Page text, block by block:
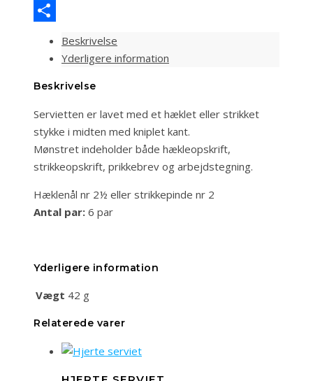
Pinterest
Beskrivelse
Yderligere information
Beskrivelse
Servietten er lavet med et hæklet eller strikket
stykke i midten med kniplet kant.
Mønstret indeholder både hækleopskrift,
strikkeopskrift, prikkebrev og arbejdstegning.
Hæklenål nr 2½ eller strikkepinde nr 2
Antal par: 6 par
Yderligere information
Vægt 42 g
Relaterede varer